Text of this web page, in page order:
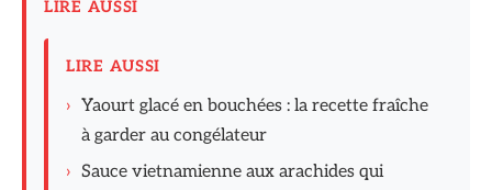
LIRE AUSSI
LIRE AUSSI
› Yaourt glacé en bouchées : la recette fraîche
à garder au congélateur
› Sauce vietnamienne aux arachides qui